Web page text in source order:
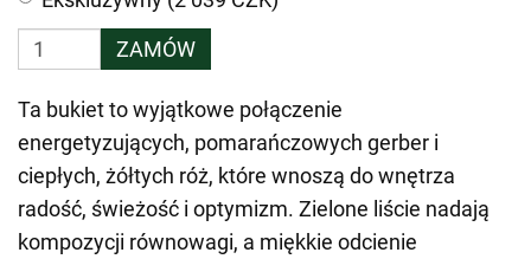
ZAMÓW
Ta bukiet to wyjątkowe połączenie
energetyzujących, pomarańczowych gerber i
ciepłych, żółtych róż, które wnoszą do wnętrza
radość, świeżość i optymizm. Zielone liście nadają
kompozycji równowagi, a miękkie odcienie